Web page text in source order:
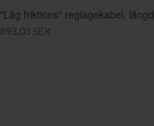
"Låg friktions" reglagekabel,
893,03 SEK